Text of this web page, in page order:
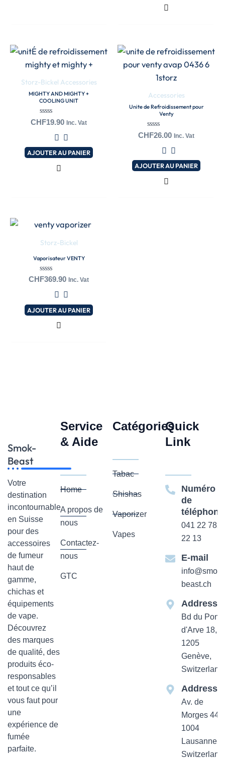
Storz-Bickel Accessories
MIGHTY AND MIGHTY +
COOLING UNIT
Note
CHF19.90 Inc. Vat
AJOUTER AU PANIER
Accessories
Unite de Refroidissement pour
Venty
Note
CHF26.00 Inc. Vat
AJOUTER AU PANIER
Storz-Bickel
Vaporisateur VENTY
Note
CHF369.90 Inc. Vat
AJOUTER AU PANIER
Smok-
Beast
Votre
destination
incontournable
en Suisse
pour des
accessoires
de fumeur
haut de
gamme,
chichas et
équipements
de vape.
Découvrez
des marques
de qualité, des
produits éco-
responsables
et tout ce qu’il
vous faut pour
une
expérience de
fumée
parfaite.
Service
& Aide
Home
A propos de
nous
Contactez-
nous
GTC
Catégories
Tabac
Shishas
Vaporizer
Vapes
Quick
Link
Numéro
de
téléphone
041 22 782
22 13
E-mail
info@smok-
beast.ch
Addresse
Bd du Pont-
d'Arve 18,
1205
Genève,
Switzerland
Addresse
Av. de
Morges 44
1004
Lausanne,
Switzerland